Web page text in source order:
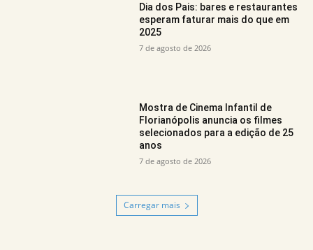
Dia dos Pais: bares e restaurantes
esperam faturar mais do que em
2025
7 de agosto de 2026
Mostra de Cinema Infantil de
Florianópolis anuncia os filmes
selecionados para a edição de 25
anos
7 de agosto de 2026
Carregar mais